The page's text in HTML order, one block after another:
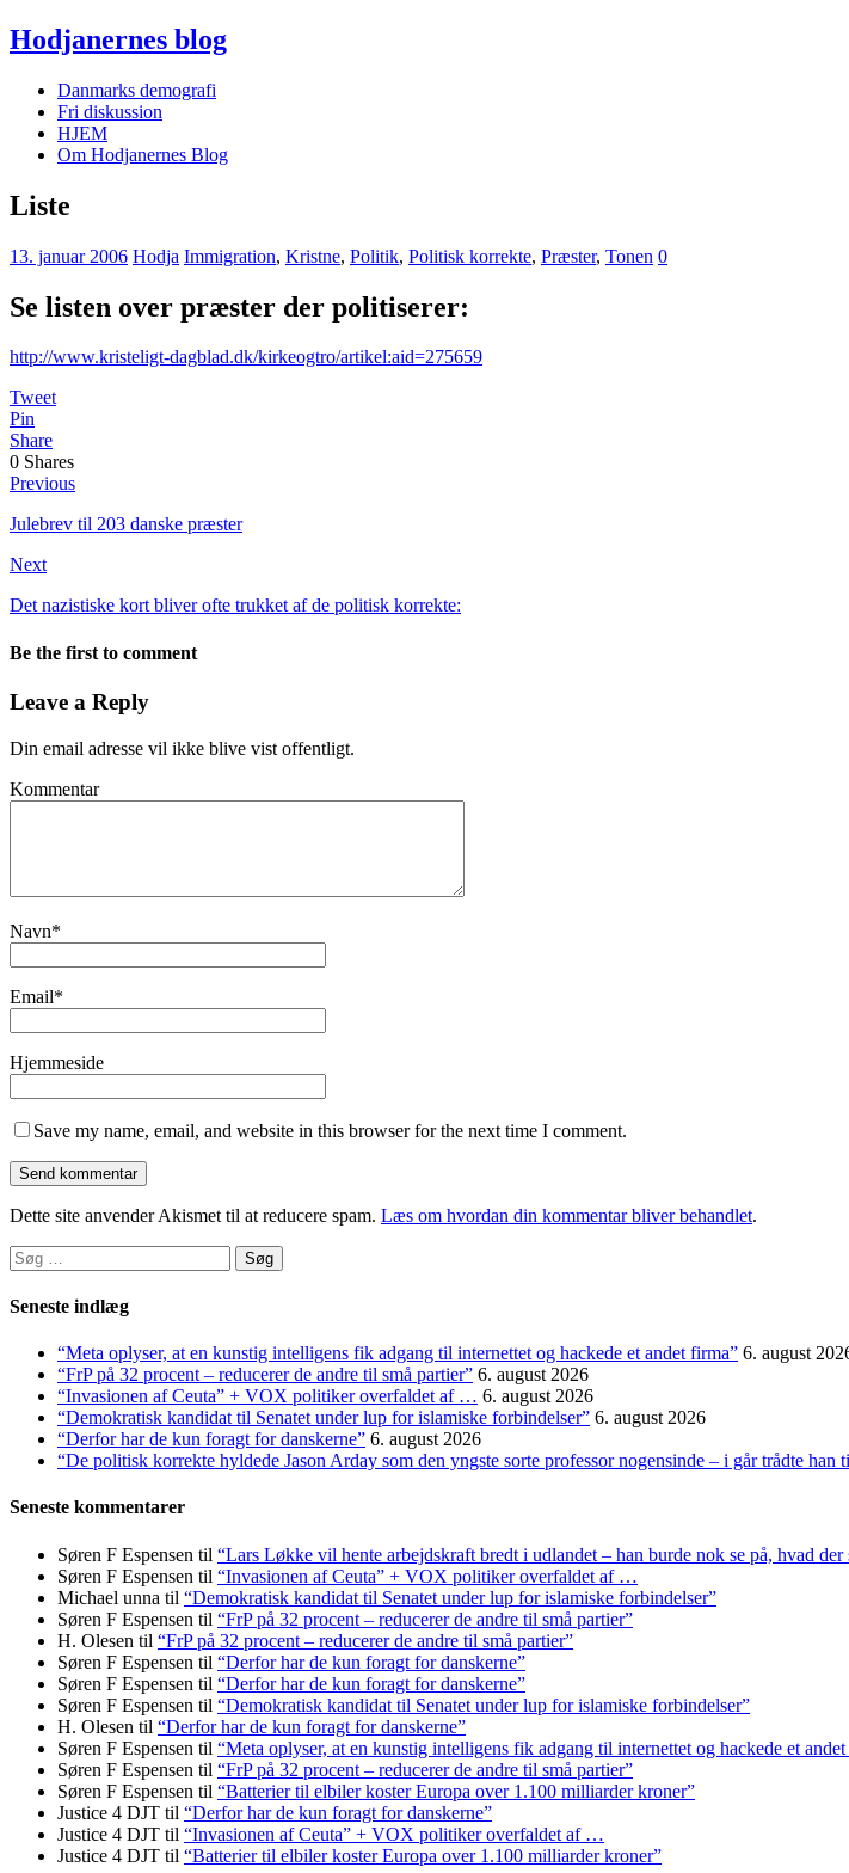
Hodjanernes blog
Danmarks demografi
Fri diskussion
HJEM
Om Hodjanernes Blog
Liste
13. januar 2006 Hodja Immigration, Kristne, Politik, Politisk korrekte, Præster, Tonen 0
Se listen over præster der politiserer:
http://www.kristeligt-dagblad.dk/kirkeogtro/artikel:aid=275659
Tweet
Pin
Share
0 Shares
Previous
Julebrev til 203 danske præster
Next
Det nazistiske kort bliver ofte trukket af de politisk korrekte:
Be the first to comment
Leave a Reply
Din email adresse vil ikke blive vist offentligt.
Kommentar
Navn*
Email*
Hjemmeside
Save my name, email, and website in this browser for the next time I comment.
Dette site anvender Akismet til at reducere spam. Læs om hvordan din kommentar bliver behandlet.
Søg
efter:
Seneste indlæg
“Meta oplyser, at en kunstig intelligens fik adgang til internettet og hackede et andet firma” 6. august
“FrP på 32 procent – reducerer de andre til små partier” 6. august 2026
“Invasionen af Ceuta” + VOX politiker overfaldet af … 6. august 2026
“Demokratisk kandidat til Senatet under lup for islamiske forbindelser” 6. august 2026
“Derfor har de kun foragt for danskerne” 6. august 2026
“De politisk korrekte hyldede Jason Arday som den yngste sorte professor nogensinde – i går trådte han
Seneste kommentarer
Søren F Espensen til “Lars Løkke vil hente arbejdskraft bredt i udlandet – han burde nok se på, hvad
Søren F Espensen til “Invasionen af Ceuta” + VOX politiker overfaldet af …
Michael unna til “Demokratisk kandidat til Senatet under lup for islamiske forbindelser”
Søren F Espensen til “FrP på 32 procent – reducerer de andre til små partier”
H. Olesen til “FrP på 32 procent – reducerer de andre til små partier”
Søren F Espensen til “Derfor har de kun foragt for danskerne”
Søren F Espensen til “Derfor har de kun foragt for danskerne”
Søren F Espensen til “Demokratisk kandidat til Senatet under lup for islamiske forbindelser”
H. Olesen til “Derfor har de kun foragt for danskerne”
Søren F Espensen til “Meta oplyser, at en kunstig intelligens fik adgang til internettet og hackede et
Søren F Espensen til “FrP på 32 procent – reducerer de andre til små partier”
Søren F Espensen til “Batterier til elbiler koster Europa over 1.100 milliarder kroner”
Justice 4 DJT til “Derfor har de kun foragt for danskerne”
Justice 4 DJT til “Invasionen af Ceuta” + VOX politiker overfaldet af …
Justice 4 DJT til “Batterier til elbiler koster Europa over 1.100 milliarder kroner”